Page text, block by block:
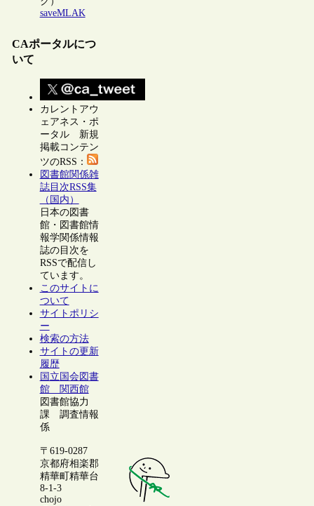
saveMLAK
CAポータルにつ
いて
カレントアウ
ェアネス・ポ
ータル 新規
掲載コンテン
ツのRSS：
図書館関係雑
誌目次RSS集
（国内）
日本の図書
館・図書館情
報学関係情報
誌の目次を
RSSで配信し
ています。
このサイトに
ついて
サイトポリシ
ー
検索の方法
サイトの更新
履歴
国立国会図書
館 関西館
図書館協力
課 調査情報
係
〒619-0287
京都府相楽郡
精華町精華台
8-1-3
chojo